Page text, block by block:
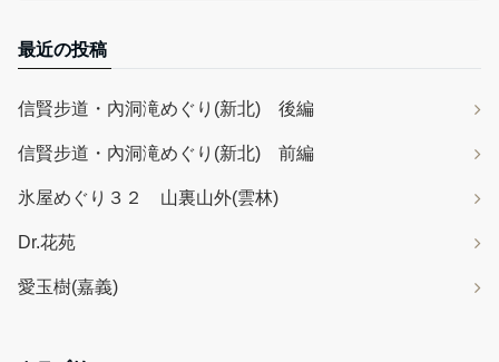
最近の投稿
信賢步道・內洞滝めぐり(新北) 後編
信賢步道・內洞滝めぐり(新北) 前編
氷屋めぐり３２ 山裏山外(雲林)
Dr.花苑
愛玉樹(嘉義)